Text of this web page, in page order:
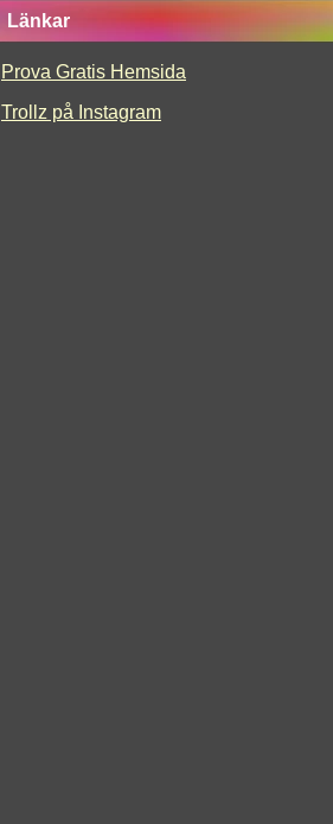
Länkar
Prova Gratis Hemsida
Trollz på Instagram